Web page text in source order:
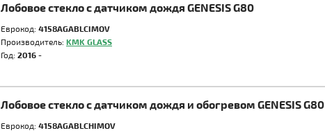
Лобовое стекло с датчиком дождя GENESIS G80
Еврокод: 4158AGABLCIMOV
Производитель: KMK GLASS
Год: 2016 -
Лобовое стекло с датчиком дождя и обогревом GENESIS G80
Еврокод: 4158AGABLCHIMOV